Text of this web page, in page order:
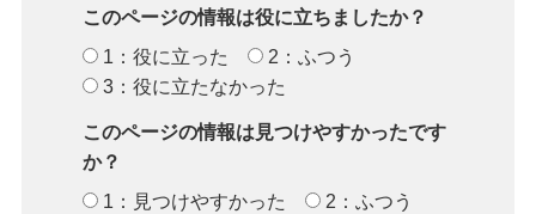
このページの情報は役に立ちましたか？
1：役に立った
2：ふつう
3：役に立たなかった
このページの情報は見つけやすかったです
か？
1：見つけやすかった
2：ふつう